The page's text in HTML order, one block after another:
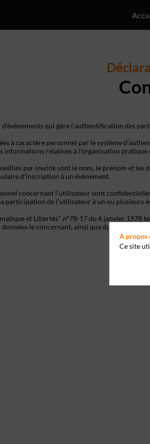
qui gère l’authentification des
à caractère personnel par le système
informations relatives à l’organisation pratique
par inwink sont le nom, le prénom et les
d’inscription à un évènement.
concernant l’utilisateur sont
participation de l’utilisateur à un ou plusieurs
et Libertés" n°78-17 du 6 janvier 1978
le concernant, ainsi que du droit de
A propos
Ce site